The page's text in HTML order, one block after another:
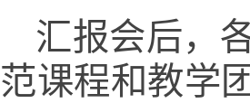
汇报会后，
范课程和教学